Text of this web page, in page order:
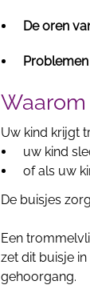
De oren
Uw kind krijgt
uw kind
of als uw
De buisjes
Een
zet dit buisje
gehoorgang.